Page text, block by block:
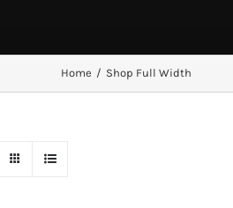
Home / Shop Full Width